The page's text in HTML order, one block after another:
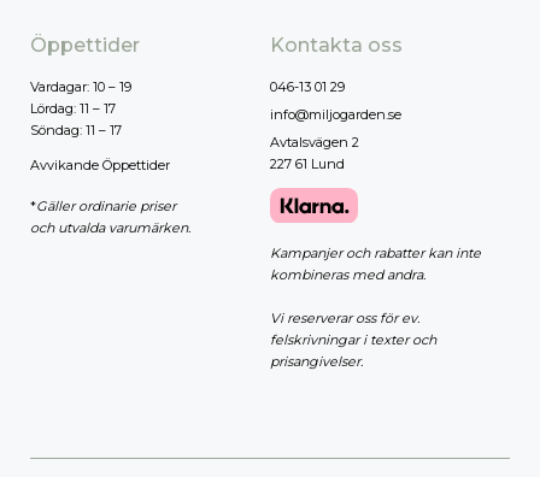
Öppettider
Vardagar: 10 – 19
Lördag: 11 – 17
Söndag: 11 – 17
Avvikande Öppettider
*Gäller ordinarie priser
och utvalda varumärken.
Kontakta oss
046-13 01 29
info@miljogarden.se
Avtalsvägen 2
227 61 Lund
Kampanjer och rabatter kan inte
kombineras med andra.
Vi reserverar oss för ev.
felskrivningar i texter och
prisangivelser.